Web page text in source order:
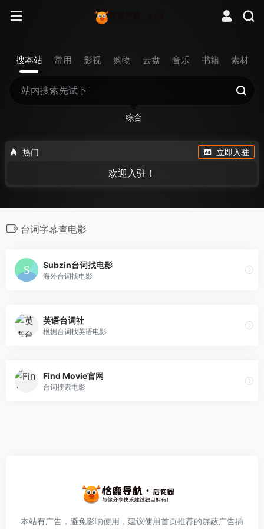
搜本站 常用 影视 购物 云盘 音乐 书籍 素材
综合
热门 立即入驻
欢迎入驻！
台词字幕查电影
Subzin台词找电影
海外台词找电影
英语台词社
根据台词找英语电影
Find Movie官网
台词搜索电影
本站有广告，避免影响使用，建议使用首页推荐的屏蔽广告插